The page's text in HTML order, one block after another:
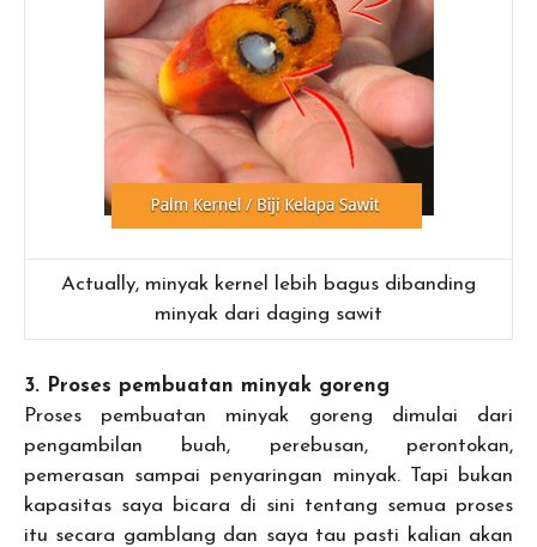
Actually, minyak kernel lebih bagus dibanding
minyak dari daging sawit
3. Proses pembuatan minyak goreng
Proses pembuatan minyak goreng dimulai dari
pengambilan buah, perebusan, perontokan,
pemerasan sampai penyaringan minyak. Tapi bukan
kapasitas saya bicara di sini tentang semua proses
itu secara gamblang dan saya tau pasti kalian akan